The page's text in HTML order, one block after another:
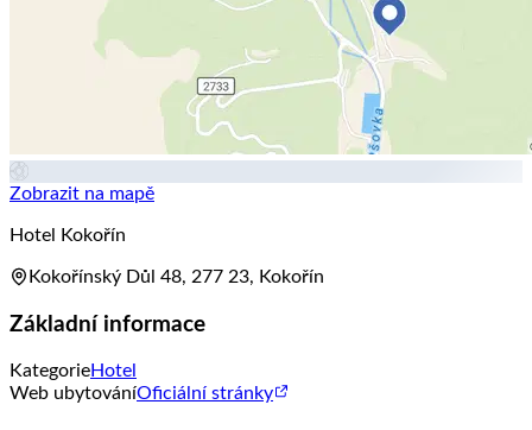
Zobrazit na mapě
Hotel Kokořín
Kokořínský Důl 48, 277 23, Kokořín
Základní informace
KategorieHotel
Web ubytováníOficiální stránky